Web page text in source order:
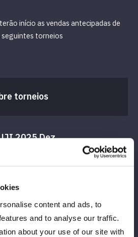
content and ads, to
and to analyse our traffic.
about your use of our site with
início as vendas antecipadas de
seguintes torneios
torneios
2025 Dez.
12:00）
schedule/20251213_fuji/